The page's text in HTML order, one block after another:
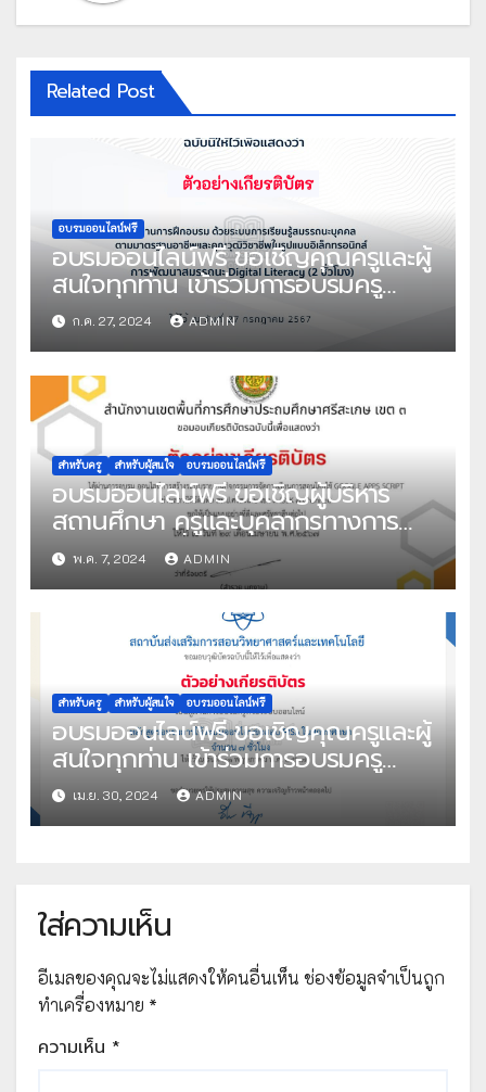
Related Post
อบรมออนไลน์ฟรี
อบรมออนไลน์ฟรี ขอเชิญคุณครูและผู้
สนใจทุกท่าน เข้าร่วมการอบรมครู
ด้วยระบบออนไลน์ หลักสูตร การ
พัฒนาสมรรถนะ Digital Literacy
จำนวน 2 ชั่วโมง จัดโดย สถาบัน
คุณวุฒิวิชาชีพ (องค์การมหาชน)
ก.ค. 27, 2024 ADMIN
สำหรับครู สำหรับผู้สนใจ อบรมออนไลน์ฟรี
อบรมออนไลน์ฟรี ขอเชิญผู้บริหาร
สถานศึกษา ครูและบุคลากรทางการ
ศึกษา และผู้ที่มีความสนใจเข้าร่วม
อบรมเชิงปฏิบัติการระบบออนไลน์ ผ่าน
สถานีทีวีดิจิทัล สพป.ศรีสะเกษ เขต 3
(SSK3 Channel) หลักสูตร อบรมเชิง
ปฏิบัติการ “ICT เพื่อการบริหารสถาน
ศึกษา ” วันอังคารที่ 7 พฤษภาคม
2567 เวลา 09.00 น. เป็นต้นไป จัด
โดย สพป.ศรีสะเกษ เขต 3
พ.ค. 7, 2024 ADMIN
สำหรับครู สำหรับผู้สนใจ อบรมออนไลน์ฟรี
อบรมออนไลน์ฟรี ขอเชิญคุณครูและผู้
สนใจทุกท่าน เข้าร่วมการอบรมครู
ด้วยระบบออนไลน์ หลักสูตร อบรมการ
ใช้ระบบออนไลน์ข้อสอบ PISA ในสถาน
เม.ย. 30, 2024 ADMIN
ใส่ความเห็น
อีเมลของคุณจะไม่แสดงให้คนอื่นเห็น ช่องข้อมูลจำเป็นถูก
ทำเครื่องหมาย *
ความเห็น *